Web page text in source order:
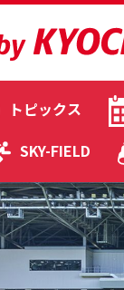
トピックス
SKY-FIELD